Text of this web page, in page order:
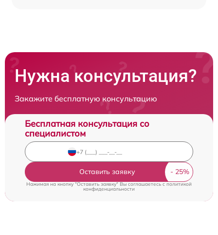
Нужна консультация?
Закажите бесплатную консультацию
Бесплатная консультация со
специалистом
Оставить заявку
Нажимая на кнопку "Оставить заявку" Вы соглашаетесь cполитикой
конфиденциальности